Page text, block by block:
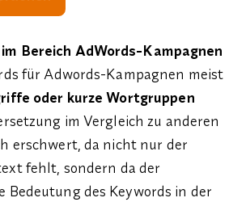
Bereich AdWords-Kampagnen
für Adwords-Kampagnen meist
oder kurze Wortgruppen
im Vergleich zu anderen
erschwert, da nicht nur der
fehlt, sondern da der
Bedeutung des Keywords in der